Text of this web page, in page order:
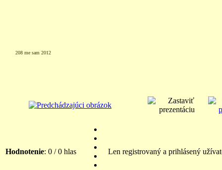
208 me sam 2012
Hodnotenie: 0 / 0 hlas Len registrovaný a prihlásený